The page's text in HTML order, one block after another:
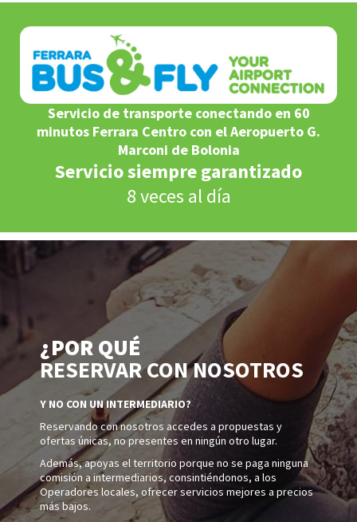
Servicio de transporte conectando en 60
minutos Ferrara Centro con el Aeropuerto G.
Marconi de Bolonia
Servicio siempre garantizado
8 veces al día
¿POR QUÉ
RESERVAR CON NOSOTROS
Y NO CON UN INTERMEDIARIO?
Reservando con nosotros accedes a propuestas y
ofertas únicas, no presentes en ningún otro lugar.
Además, apoyas el territorio porque no se paga ninguna
comisión a intermediarios, consintiéndonos, a los
Operadores locales, ofrecer servicios mejores a precios
más bajos.